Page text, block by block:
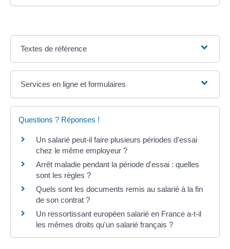
Textes de référence
Services en ligne et formulaires
Questions ? Réponses !
Un salarié peut-il faire plusieurs périodes d'essai
chez le même employeur ?
Arrêt maladie pendant la période d'essai : quelles
sont les règles ?
Quels sont les documents remis au salarié à la fin
de son contrat ?
Un ressortissant européen salarié en France a-t-il
les mêmes droits qu'un salarié français ?